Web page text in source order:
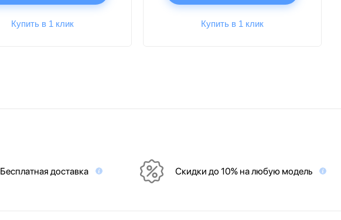
Купить в 1 клик Купить в 1 клик
Бесплатная доставка Скидки до 10% на любую модель